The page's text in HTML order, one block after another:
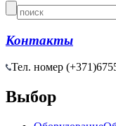
Контакты
Тел. номер (+371)
Выбор